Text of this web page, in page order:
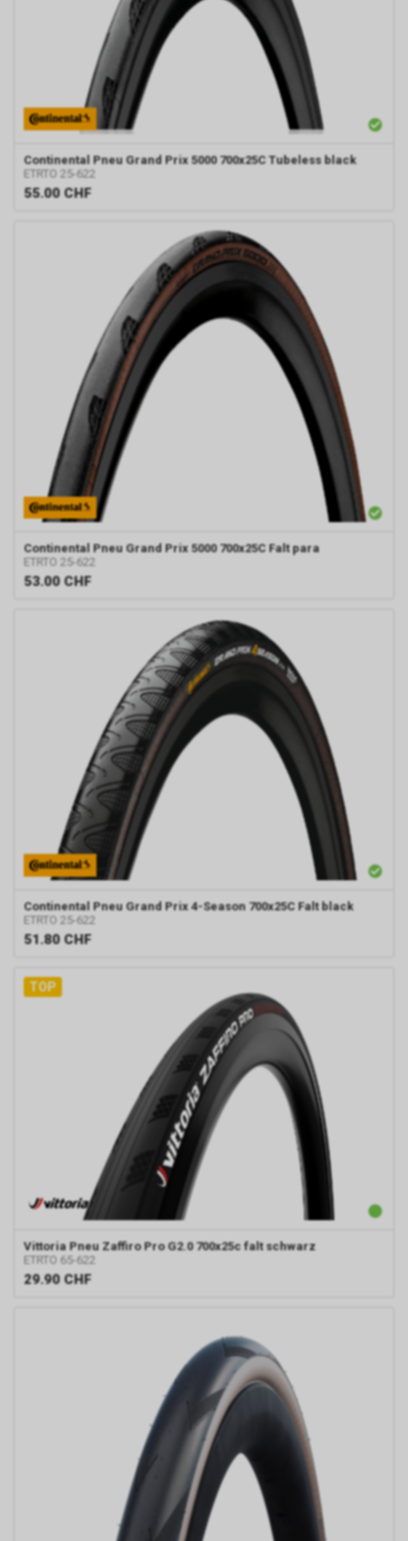
Continental Pneu Grand Prix 5000 700x25C Tubeless black
ETRTO 25-622
55.00 CHF
Continental Pneu Grand Prix 5000 700x25C Falt para
ETRTO 25-622
53.00 CHF
Continental Pneu Grand Prix 4-Season 700x25C Falt black
ETRTO 25-622
51.80 CHF
TOP
Vittoria Pneu Zaffiro Pro G2.0 700x25c falt schwarz
ETRTO 65-622
29.90 CHF